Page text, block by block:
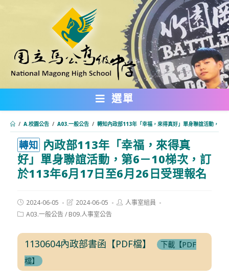
內
選單
/ A.校園公告 / A03.一般公告 / 轉知內政部113年「幸福，來得真好」單身聯誼活動，第
轉知 內政部113年「幸福，來得真
好」單身聯誼活動，第6－10梯次，訂
於113年6月17日至6月26日受理報名
Post
published:
2024-06-05
Post
modified:
2024-06-05
Post人事室組員
PostA03.一般公告/ B09.人事室公告
1130604內政部書函【PDF檔】
下載【PDF
檔】